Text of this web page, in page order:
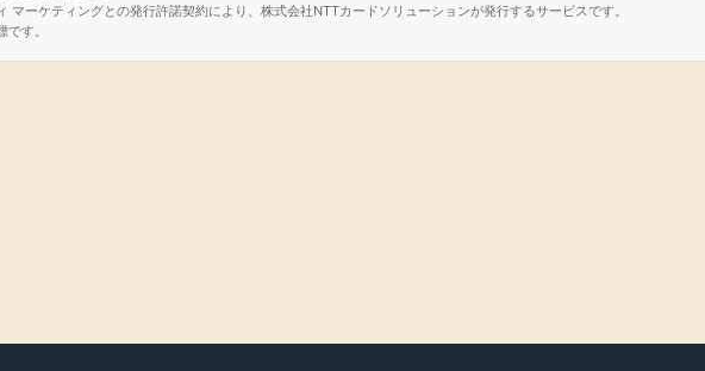
マーケティングとの発行許諾契約により、株式会社NTTカードソリューションが発行するサービスです。
す。